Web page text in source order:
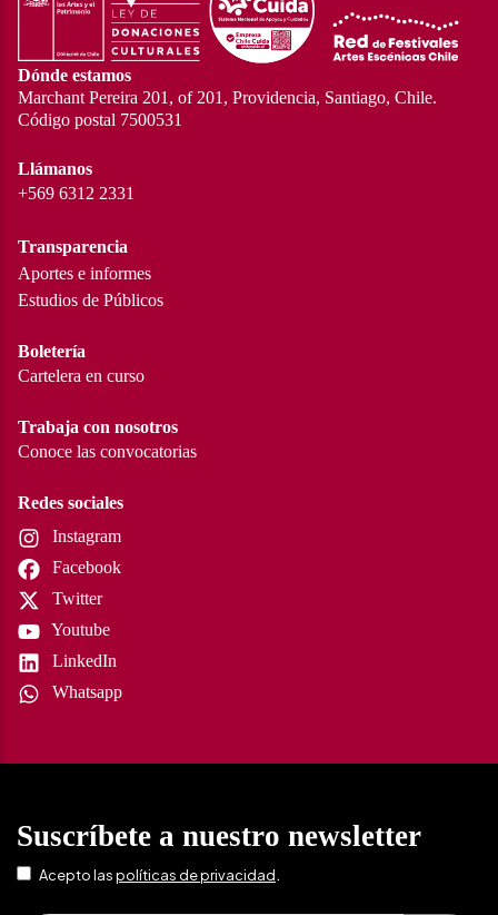
Dónde estamos
Marchant Pereira 201, of 201, Providencia, Santiago, Chile.
Código postal 7500531
Llámanos
+569 6312 2331
Transparencia
Aportes e informes
Estudios de Públicos
Boletería
Cartelera en curso
Trabaja con nosotros
Conoce las convocatorias
Redes sociales
Instagram
Facebook
Twitter
Youtube
LinkedIn
Whatsapp
Suscríbete a nuestro newsletter
Acepto laspolíticas de privacidad.